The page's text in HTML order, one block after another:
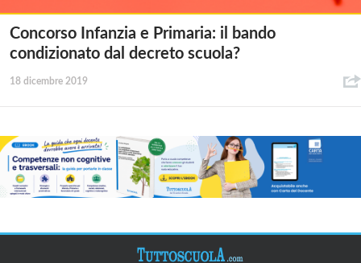
Concorso Infanzia e Primaria: il bando
condizionato dal decreto scuola?
18 dicembre 2019